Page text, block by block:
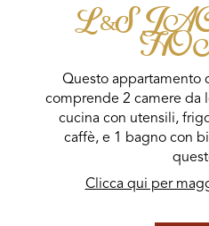
L&S
Questo appartamento
comprende 2 camere da
cucina con utensili,
caffè, e 1 bagno con
Clicca qui per